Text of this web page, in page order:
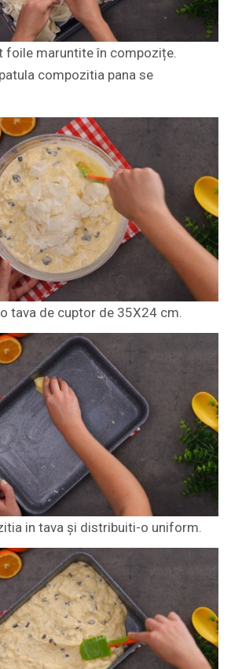
foile maruntite în compozițe.
compozitia pana se
tava de cuptor de 35X24 cm.
in tava și distribuiti-o uniform.